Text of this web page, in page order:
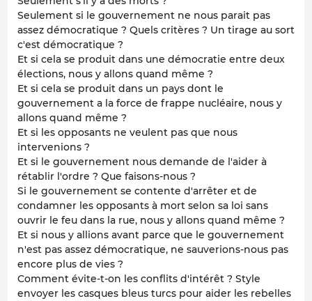
Seulement si le gouvernement ne nous parait pas
assez démocratique ? Quels critères ? Un tirage au sort
c'est démocratique ?
Et si cela se produit dans une démocratie entre deux
élections, nous y allons quand même ?
Et si cela se produit dans un pays dont le
gouvernement a la force de frappe nucléaire, nous y
allons quand même ?
Et si les opposants ne veulent pas que nous
intervenions ?
Et si le gouvernement nous demande de l'aider à
rétablir l'ordre ? Que faisons-nous ?
Si le gouvernement se contente d'arrêter et de
condamner les opposants à mort selon sa loi sans
ouvrir le feu dans la rue, nous y allons quand même ?
Et si nous y allions avant parce que le gouvernement
n'est pas assez démocratique, ne sauverions-nous pas
encore plus de vies ?
Comment évite-t-on les conflits d'intérêt ? Style
envoyer les casques bleus turcs pour aider les rebelles